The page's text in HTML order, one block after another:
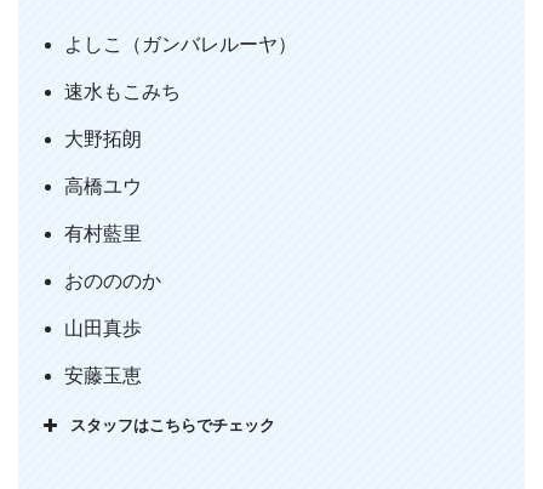
きで 借りて見てみたww
ランナーになりたくなったし 結婚いい
なぁと思った♡♡
って ブスブスって もこみちさんが言
うから ひどいww
よしこ（ガンバレルーヤ）
速水もこみち
大野拓朗
高橋ユウ
有村藍里
おのののか
山田真歩
安藤玉恵
スタッフはこちらでチェック